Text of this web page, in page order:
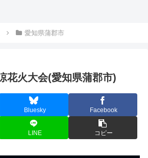
愛知県蒲郡市
花火大会(愛知県蒲郡市)
Bluesky Facebook
LINE コピー